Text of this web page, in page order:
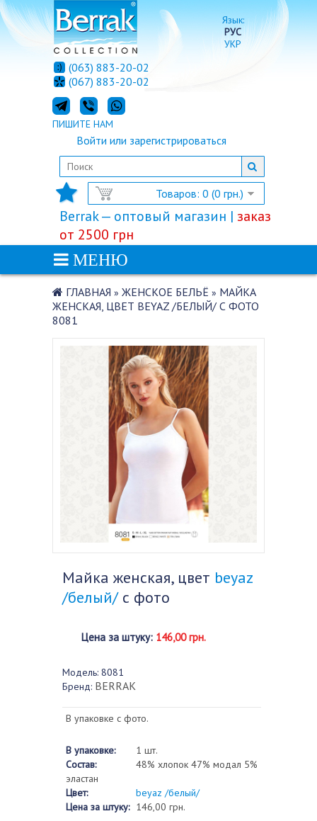
Язык:
РУС
УКР
Товаров: 0 (0 грн.)
Войти или зарегистрироваться
(063) 883-20-02
(067) 883-20-02
ПИШИТЕ НАМ
Berrak — оптовый магазин | заказ
от 2500 грн
МЕНЮ
ГЛАВНАЯ » ЖЕНСКОЕ БЕЛЬЁ » МАЙКА
ЖЕНСКАЯ, ЦВЕТ BEYAZ /БЕЛЫЙ/ С ФОТО
8081
Майка женская, цвет beyaz
/белый/с фото
Цена за штуку: 146,00 грн.
Модель: 8081
Бренд: BERRAK
В упаковке с фото.
В упаковке:
1 шт.
Состав:
48% хлопок 47% модал 5%
эластан
Цвет:
beyaz /белый/
Цена за штуку: 146,00 грн.